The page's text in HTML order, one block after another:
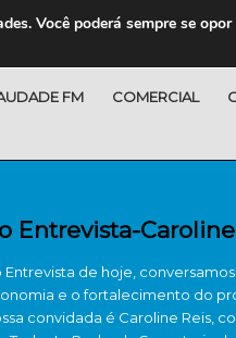
FM COMERCIAL
Entrevista-
Entrevista de hoje,
e o fortalecimento do
convidada é Caroline Reis,
Você poderá sempre se